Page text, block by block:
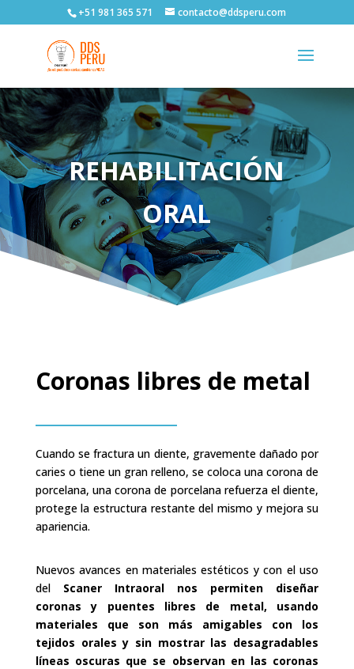
+51 981 365 571 contacto@ddsperu.com
REHABILITACIÓN
ORAL
Coronas libres de metal
Cuando se fractura un diente, gravemente dañado por
caries o tiene un gran relleno, se coloca una corona de
porcelana, una corona de porcelana refuerza el diente,
protege la estructura restante del mismo y mejora su
apariencia.
Nuevos avances en materiales estéticos y con el uso
del Scaner Intraoral nos permiten diseñar
coronas y puentes libres de metal, usando
materiales que son más amigables con los
tejidos orales y sin mostrar las desagradables
líneas oscuras que se observan en las coronas